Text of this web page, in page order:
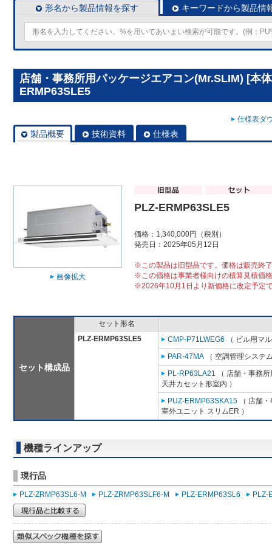
形名から製品情報を探す キーワードから製品情
店舗・事務所用パッケージエアコン(Mr.SLIM) [本
ERMP63SLE5
仕様表ダ
製品概要 技術資料 仕様表
画像拡大
PLZ-ERMP63SLE5
価格：1,340,000円（税別）
発売日：2025年05月12日
※この製品は旧型品です。価格は販売終
※この価格は事業者様向けの積算見積価
※2026年10月1日より新価格に改定予定
セット構成品
セット形名
PLZ-ERMP63SLE5
CMP-P71LWEG6 （ ビル用マ
PAR-47MA （ 空調管理システ
PL-RP63LA21 （ 店舗・事務
天井カセット形室内 ）
PUZ-ERMP63SKA15 （ 店舗
室外ユニット スリムER ）
機種ラインアップ
現行品
PLZ-ZRMP63SL6-M PLZ-ZRMP63SLF6-M PLZ-ERMP63SL6 PLZ-